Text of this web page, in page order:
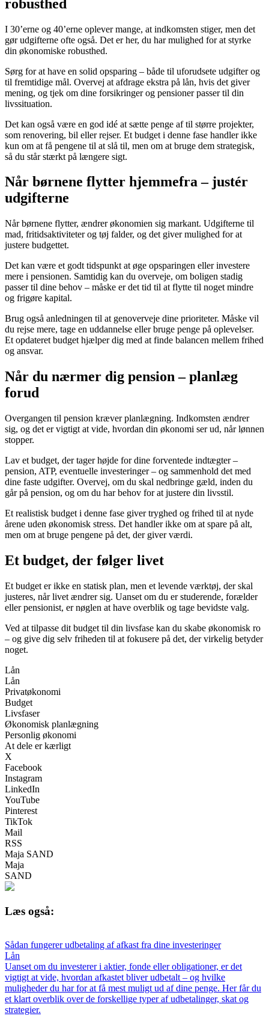
robusthed
I 30’erne og 40’erne oplever mange, at indkomsten stiger, men det
gør udgifterne ofte også. Det er her, du har mulighed for at styrke
din økonomiske robusthed.
Sørg for at have en solid opsparing – både til uforudsete udgifter og
til fremtidige mål. Overvej at afdrage ekstra på lån, hvis det giver
mening, og tjek om dine forsikringer og pensioner passer til din
livssituation.
Det kan også være en god idé at sætte penge af til større projekter,
som renovering, bil eller rejser. Et budget i denne fase handler ikke
kun om at få pengene til at slå til, men om at bruge dem strategisk,
så du står stærkt på længere sigt.
Når børnene flytter hjemmefra – justér
udgifterne
Når børnene flytter, ændrer økonomien sig markant. Udgifterne til
mad, fritidsaktiviteter og tøj falder, og det giver mulighed for at
justere budgettet.
Det kan være et godt tidspunkt at øge opsparingen eller investere
mere i pensionen. Samtidig kan du overveje, om boligen stadig
passer til dine behov – måske er det tid til at flytte til noget mindre
og frigøre kapital.
Brug også anledningen til at genoverveje dine prioriteter. Måske vil
du rejse mere, tage en uddannelse eller bruge penge på oplevelser.
Et opdateret budget hjælper dig med at finde balancen mellem frihed
og ansvar.
Når du nærmer dig pension – planlæg
forud
Overgangen til pension kræver planlægning. Indkomsten ændrer
sig, og det er vigtigt at vide, hvordan din økonomi ser ud, når lønnen
stopper.
Lav et budget, der tager højde for dine forventede indtægter –
pension, ATP, eventuelle investeringer – og sammenhold det med
dine faste udgifter. Overvej, om du skal nedbringe gæld, inden du
går på pension, og om du har behov for at justere din livsstil.
Et realistisk budget i denne fase giver tryghed og frihed til at nyde
årene uden økonomisk stress. Det handler ikke om at spare på alt,
men om at bruge pengene på det, der giver værdi.
Et budget, der følger livet
Et budget er ikke en statisk plan, men et levende værktøj, der skal
justeres, når livet ændrer sig. Uanset om du er studerende, forælder
eller pensionist, er nøglen at have overblik og tage bevidste valg.
Ved at tilpasse dit budget til din livsfase kan du skabe økonomisk ro
– og give dig selv friheden til at fokusere på det, der virkelig betyder
noget.
Lån
Lån
Privatøkonomi
Budget
Livsfaser
Økonomisk planlægning
Personlig økonomi
At dele er kærligt
X
Facebook
Instagram
LinkedIn
YouTube
Pinterest
TikTok
Mail
RSS
Maja SAND
Maja
SAND
Læs også:
Sådan fungerer udbetaling af afkast fra dine investeringer
Lån
Uanset om du investerer i aktier, fonde eller obligationer, er det
vigtigt at vide, hvordan afkastet bliver udbetalt – og hvilke
muligheder du har for at få mest muligt ud af dine penge. Her får du
et klart overblik over de forskellige typer af udbetalinger, skat og
strategier.